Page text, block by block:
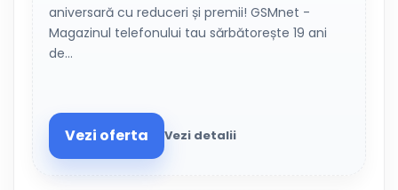
aniversară cu reduceri și premii! GSMnet -
Magazinul telefonului tau sărbătorește 19 ani
de…
Vezi oferta Vezi detalii